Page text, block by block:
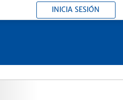
INICIA SESIÓN